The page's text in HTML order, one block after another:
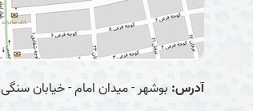
آدرس: بوشهر - میدان امام - خیابان سنگی